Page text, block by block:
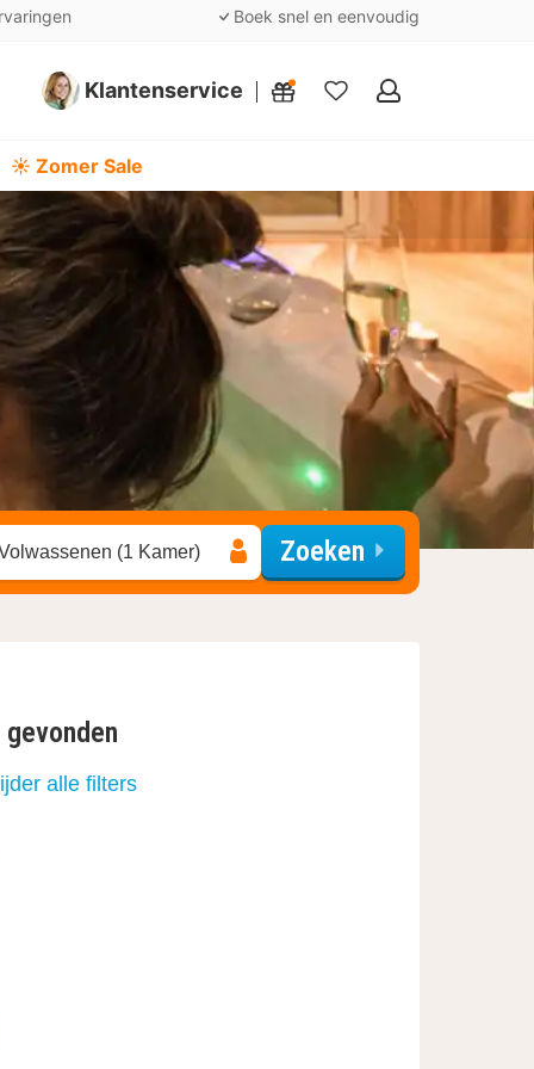
Boek snel en eenvoudig
Klantenservice
Mijn
☀️ Zomer Sale
(1 Kamer) Zoeken
alle filters